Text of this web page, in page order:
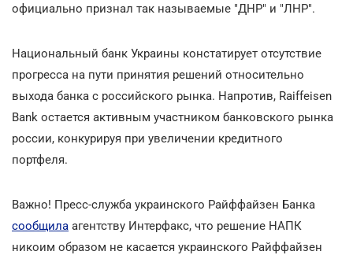
официально признал так называемые "ДНР" и "ЛНР".
Национальный банк Украины констатирует отсутствие
прогресса на пути принятия решений относительно
выхода банка с российского рынка. Напротив, Raiffeisen
Bank остается активным участником банковского рынка
россии, конкурируя при увеличении кредитного
портфеля.
Важно! Пресс-служба украинского Райффайзен Банка
сообщила агентству Интерфакс, что решение НАПК
никоим образом не касается украинского Райффайзен